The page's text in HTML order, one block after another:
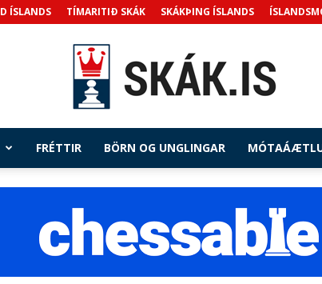
ÍSLANDS TÍMARITIÐ SKÁK SKÁKÞING ÍSLANDS
FRÉTTIR BÖRN OG UNGLINGAR